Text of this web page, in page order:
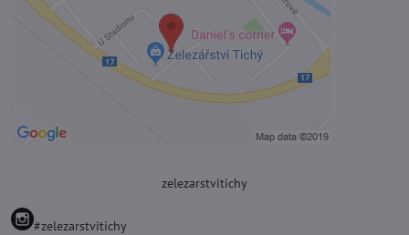
zelezarstvitichy
#zelezarstvitichy